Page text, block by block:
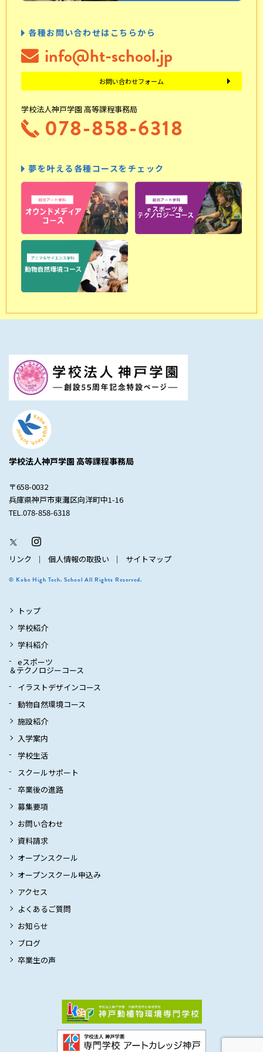
各種お問い合わせはこちらから
info@ht-school.jp
お問い合わせフォーム
学校法人神戸学園 高等課程事務局
078-858-6318
夢を叶える各種コースをチェック
学校法人神戸学園 高等課程事務局
〒658-0032
兵庫県神戸市東灘区向洋町中1-16
TEL.078-858-6318
リンク 個人情報の取扱い サイトマップ
© Kobe High Tech. School All Rights Reserved.
トップ
学校紹介
学科紹介
eスポーツ
＆テクノロジーコース
イラストデザインコース
動物自然環境コース
施設紹介
入学案内
学校生活
スクールサポート
卒業後の進路
募集要項
お問い合わせ
資料請求
オープンスクール
オープンスクール申込み
アクセス
よくあるご質問
お知らせ
ブログ
卒業生の声